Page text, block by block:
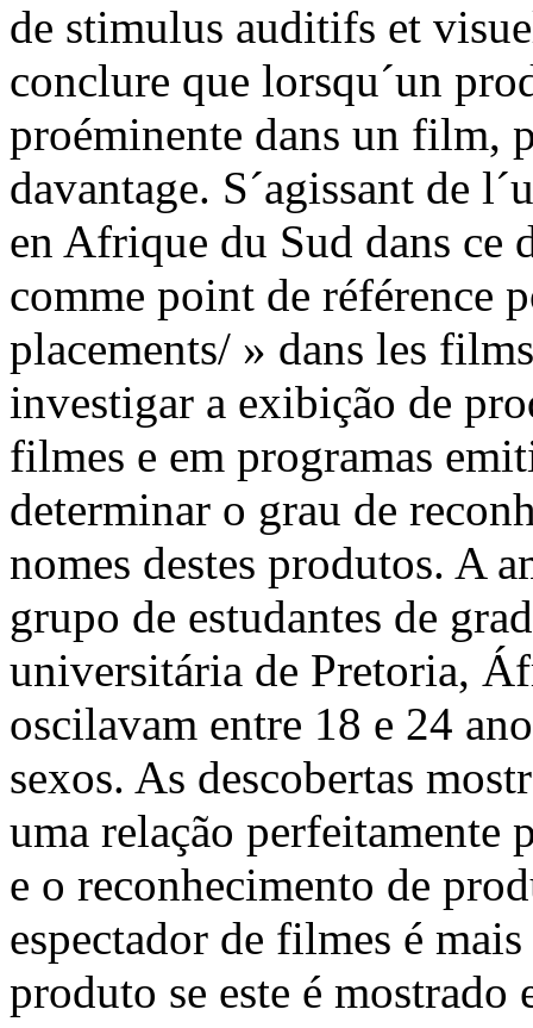
de stimulus auditifs et
conclure que lorsqu´un
proéminente dans un film,
davantage. S´agissant de
en Afrique du Sud dans ce
comme point de référence
placements/ » dans les
investigar a exibição de
filmes e em programas
determinar o grau de
nomes destes produtos. A
grupo de estudantes de
universitária de Pretoria,
oscilavam entre 18 e 24
sexos. As descobertas
uma relação perfeitamente
e o reconhecimento de
espectador de filmes é
produto se este é